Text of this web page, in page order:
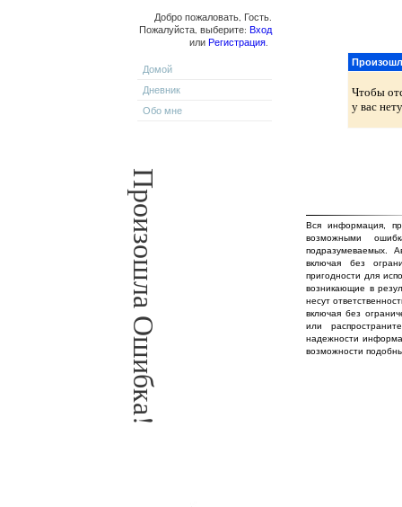
Добро пожаловать, Гость.
Пожалуйста, выберите: Вход
или Регистрация.
Домой
Дневник
Обо мне
Произошла Ошибка!
Чтобы
у вас
Вся информация,
возможными
подразумеваемых.
включая без
пригодности для
возникающие в
несут
включая без
или
надежности
возможности